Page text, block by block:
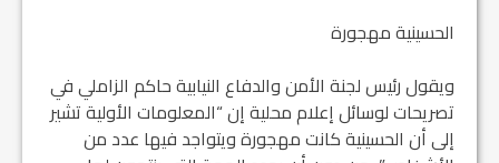
​الحسينية مهجورة
​ويقول رئيس لجنة الأمن والدفاع النيابية حاكم الزاملي في
تصريحات لوسائل إعلام محلية إن “المعلومات الأولية تشير
إلى أن الحسينية كانت مهجورة ويتواجد فيها عدد من